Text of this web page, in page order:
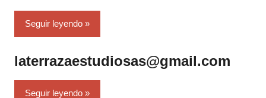
Seguir leyendo
laterrazaestudiosas@gmail.com
Seguir leyendo